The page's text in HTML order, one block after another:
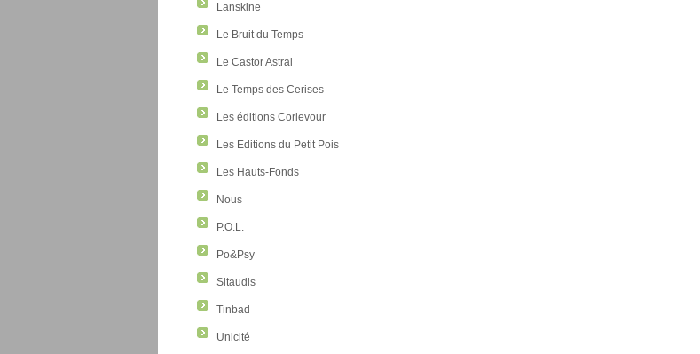
Lanskine
Le Bruit du Temps
Le Castor Astral
Le Temps des Cerises
Les éditions Corlevour
Les Editions du Petit Pois
Les Hauts-Fonds
Nous
P.O.L.
Po&Psy
Sitaudis
Tinbad
Unicité